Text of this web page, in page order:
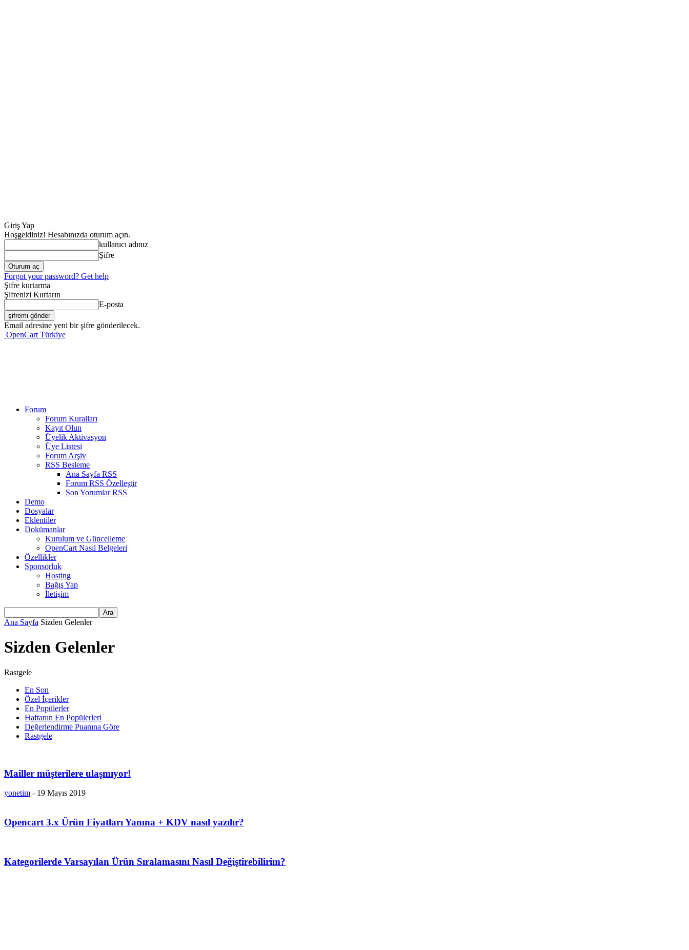
Giriş Yap
Hoşgeldiniz! Hesabınızda oturum açın.
kullanıcı adınız
Şifre
Forgot your password? Get help
Şifre kurtarma
Şifrenizi Kurtarın
E-posta
Email adresine yeni bir şifre gönderilecek.
OpenCart Türkiye
Forum
Forum Kuralları
Kayıt Olun
Üyelik Aktivasyon
Üye Listesi
Forum Arşiv
RSS Besleme
Ana Sayfa RSS
Forum RSS Özelleştir
Son Yorumlar RSS
Demo
Dosyalar
Eklentiler
Dokümanlar
Kurulum ve Güncelleme
OpenCart Nasıl Belgeleri
Özellikler
Sponsorluk
Hosting
Bağış Yap
İletişim
Ana Sayfa Sizden Gelenler
Sizden Gelenler
Rastgele
En Son
Özel İçerikler
En Popülerler
Haftanın En Popülerleri
Değerlendirme Puanına Göre
Rastgele
Mailler müşterilere ulaşmıyor!
yonetim - 19 Mayıs 2019
Opencart 3.x Ürün Fiyatları Yanına + KDV nasıl yazılır?
Kategorilerde Varsayılan Ürün Sıralamasını Nasıl Değiştirebilirim?